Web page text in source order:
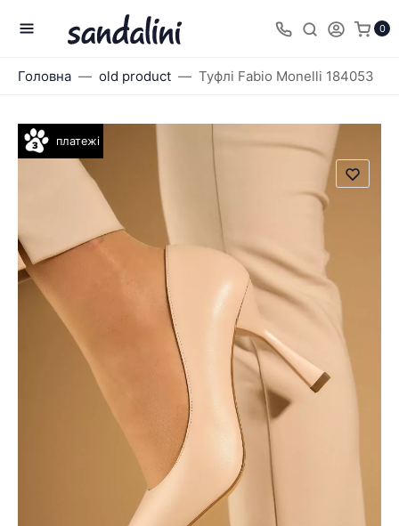
0
Головна old product Туфлі Fabio Monelli 184053
платежі